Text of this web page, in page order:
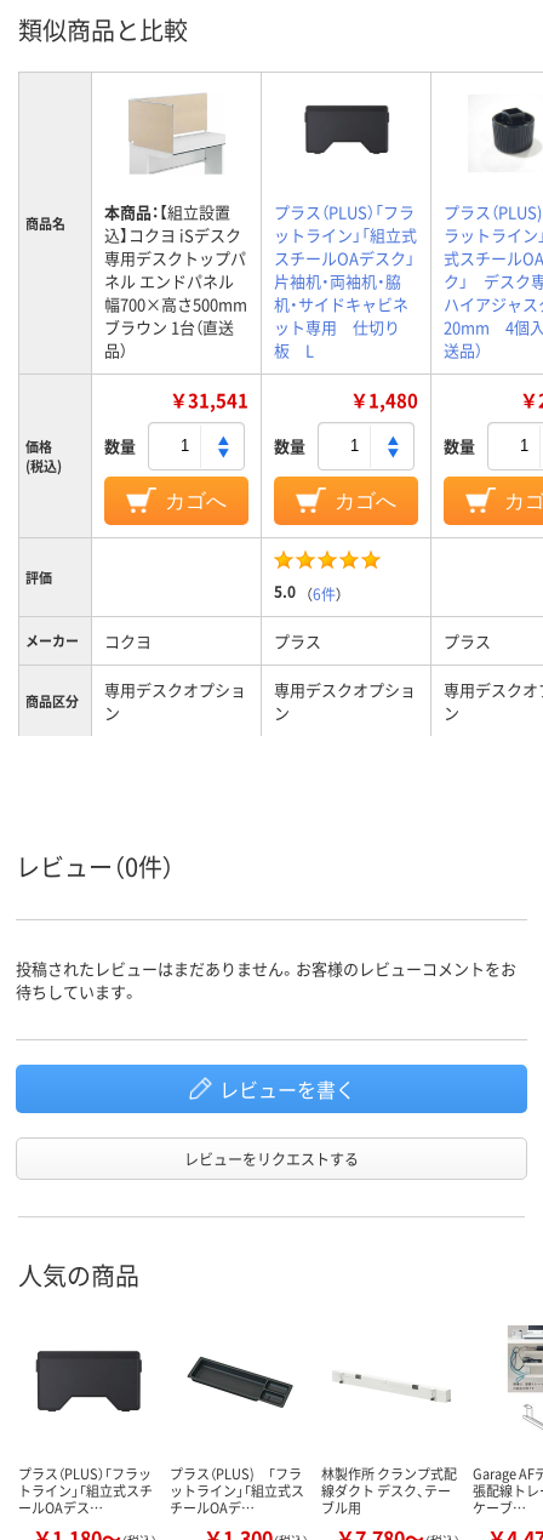
類似商品と比較
商品名 本商品：【組立設置
込】コクヨ iSデスク
専用デスクトップパ
ネル エンドパネル
幅700×高さ500mm
ブラウン 1台（直送
品）
プラス（PLUS）「フラ
ットライン」「組立式
スチールOAデスク」
片袖机・両袖机・脇
机・サイドキャビネ
ット専用 仕切り
板 L
プラス（
ラットライン
式スチール
ク」 デス
ハイアジャス
20mm 4個入
送品）
価格
(税込)
￥31,541
数量
カゴへ
￥1,480
数量
カゴへ
数量
カ
評価
5.0 （6件）
メーカー コクヨ プラス プラス
商品区分
専用デスクオプショ
ン
専用デスクオプショ
ン
専用デスクオ
ン
レビュー（0件）
投稿されたレビューはまだありません。お客様のレビューコメントをお
待ちしています。
レビューを書く
レビューをリクエストする
人気の商品
プラス（PLUS）「フラッ
トライン」「組立式スチ
ールOAデス…
プラス（PLUS) 「フラ
ットライン」「組立式ス
チールOAデ…
林製作所 クランプ式配
線ダクト デスク、テー
ブル用
Garage AF
張配線ト
ケーブ…